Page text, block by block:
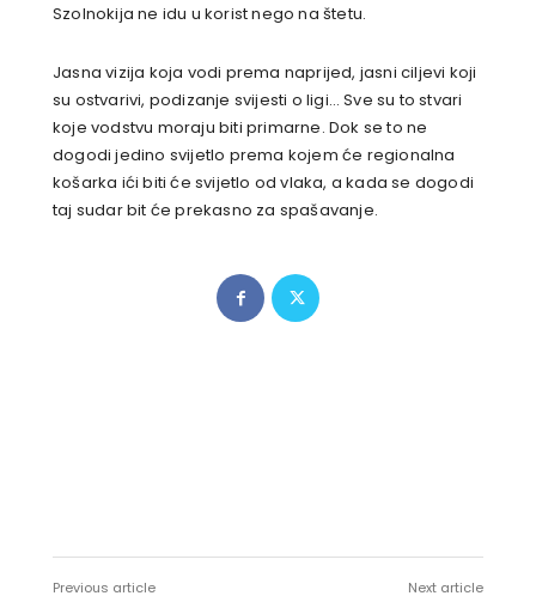
Szolnokija ne idu u korist nego na štetu.
Jasna vizija koja vodi prema naprijed, jasni ciljevi koji
su ostvarivi, podizanje svijesti o ligi… Sve su to stvari
koje vodstvu moraju biti primarne. Dok se to ne
dogodi jedino svijetlo prema kojem će regionalna
košarka ići biti će svijetlo od vlaka, a kada se dogodi
taj sudar bit će prekasno za spašavanje.
Previous article Next article